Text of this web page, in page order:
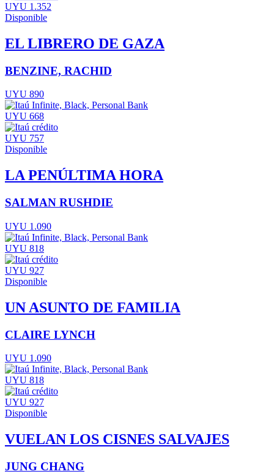
UYU 1.352
Disponible
EL LIBRERO DE GAZA
BENZINE, RACHID
UYU 890
UYU 668
UYU 757
Disponible
LA PENÚLTIMA HORA
SALMAN RUSHDIE
UYU 1.090
UYU 818
UYU 927
Disponible
UN ASUNTO DE FAMILIA
CLAIRE LYNCH
UYU 1.090
UYU 818
UYU 927
Disponible
VUELAN LOS CISNES SALVAJES
JUNG CHANG